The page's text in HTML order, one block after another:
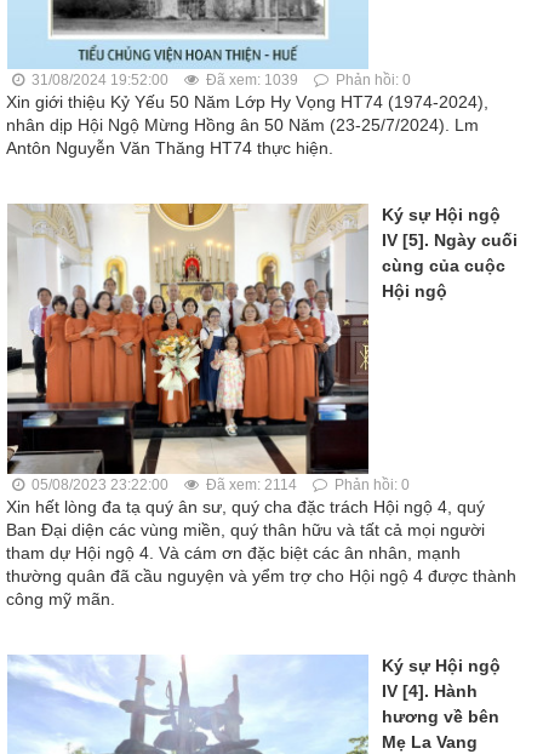
31/08/2024 19:52:00 Đã xem: 1039 Phản hồi: 0
Xin giới thiệu Kỷ Yếu 50 Năm Lớp Hy Vọng HT74 (1974-2024),
nhân dịp Hội Ngộ Mừng Hồng ân 50 Năm (23-25/7/2024). Lm
Antôn Nguyễn Văn Thăng HT74 thực hiện.
Ký sự Hội ngộ
IV [5]. Ngày cuối
cùng của cuộc
Hội ngộ
05/08/2023 23:22:00 Đã xem: 2114 Phản hồi: 0
Xin hết lòng đa tạ quý ân sư, quý cha đặc trách Hội ngộ 4, quý
Ban Đại diện các vùng miền, quý thân hữu và tất cả mọi người
tham dự Hội ngộ 4. Và cám ơn đặc biệt các ân nhân, mạnh
thường quân đã cầu nguyện và yểm trợ cho Hội ngộ 4 được thành
công mỹ mãn.
Ký sự Hội ngộ
IV [4]. Hành
hương về bên
Mẹ La Vang